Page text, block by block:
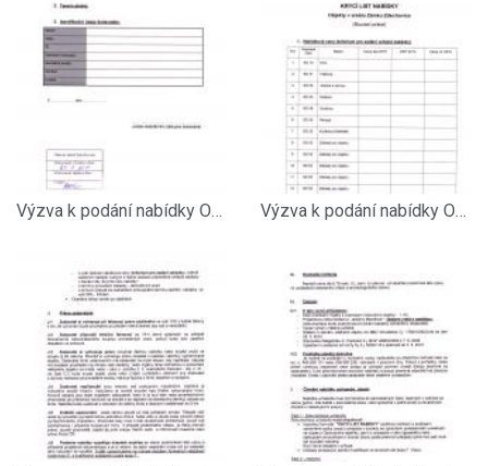
Výzva k podání nabídky Objekty v areálu zámku bourací práce str.7 Výzva k podání nabídky Objekty v areálu zámku bourací práce str.6